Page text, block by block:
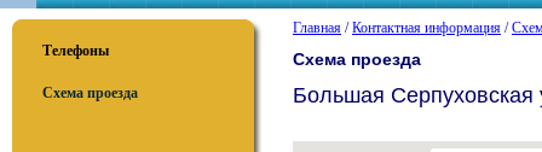
Телефоны
Схема проезда
Главная /Контактная информация /
Схема проезда
Большая Серпуховская